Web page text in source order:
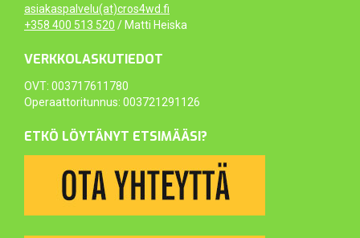
asiakaspalvelu(at)cros4wd.fi
+358 400 513 520 / Matti Heiska
VERKKOLASKUTIEDOT
OVT: 003717611780
Operaattoritunnus: 003721291126
ETKÖ LÖYTÄNYT ETSIMÄÄSI?